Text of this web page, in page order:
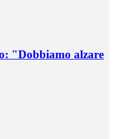
"Dobbiamo alzare